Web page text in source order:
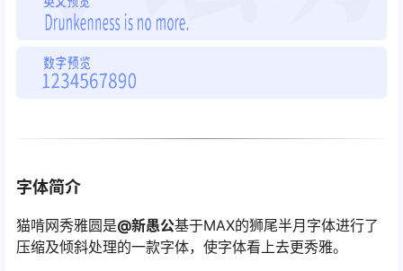
字体简介
猫啃网秀雅圆是@新愚公基于MAX的狮尾半月字体进行了
压缩及倾斜处理的一款字体，使字体看上去更秀雅。